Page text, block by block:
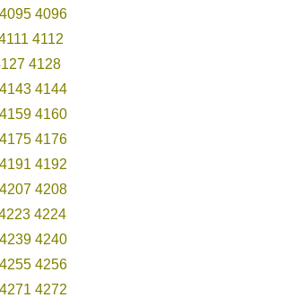
4095 4096
4112
4128
4143 4144
4159 4160
4175 4176
4191 4192
4207 4208
4224
4239 4240
4255 4256
4271 4272